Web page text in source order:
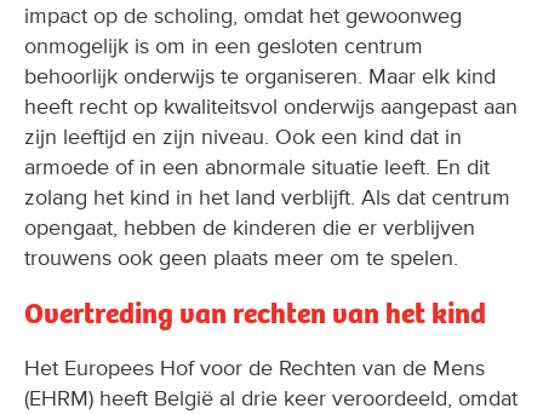
impact op de scholing, omdat het gewoonweg
onmogelijk is om in een gesloten centrum
behoorlijk onderwijs te organiseren. Maar elk kind
heeft recht op kwaliteitsvol onderwijs aangepast aan
zijn leeftijd en zijn niveau. Ook een kind dat in
armoede of in een abnormale situatie leeft. En dit
zolang het kind in het land verblijft. Als dat centrum
opengaat, hebben de kinderen die er verblijven
trouwens ook geen plaats meer om te spelen.
Overtreding van rechten van het kind
Het Europees Hof voor de Rechten van de Mens
(EHRM) heeft België al drie keer veroordeeld, omdat